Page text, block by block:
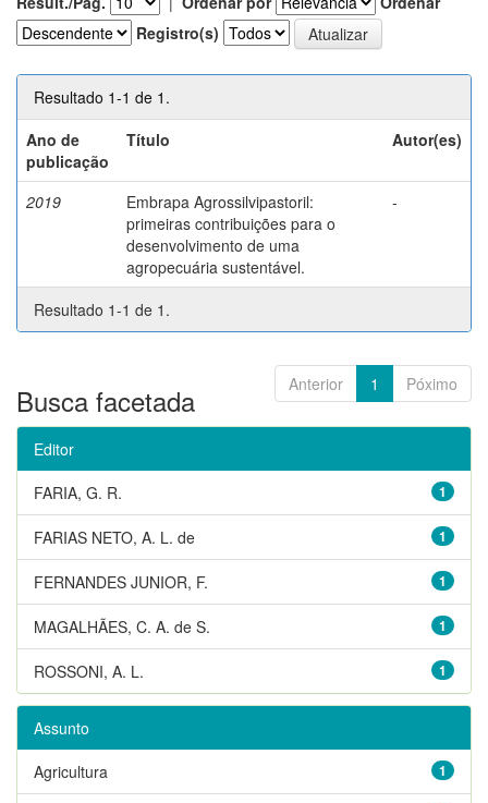
Registro(s)
Resultado 1-1 de 1.
Ano de
publicação
Título Autor(es)
2019
Embrapa Agrossilvipastoril:
primeiras contribuições para o
desenvolvimento de uma
agropecuária sustentável.
-
Resultado 1-1 de 1.
Anterior 1 Póximo
Busca facetada
Editor
1
FARIA, G. R.
1
FARIAS NETO, A. L. de
1
FERNANDES JUNIOR, F.
1
MAGALHÃES, C. A. de S.
1
ROSSONI, A. L.
Assunto
1
Agricultura